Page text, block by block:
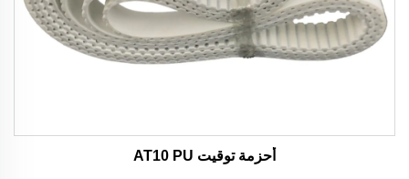
أحزمة توقيت AT10 PU